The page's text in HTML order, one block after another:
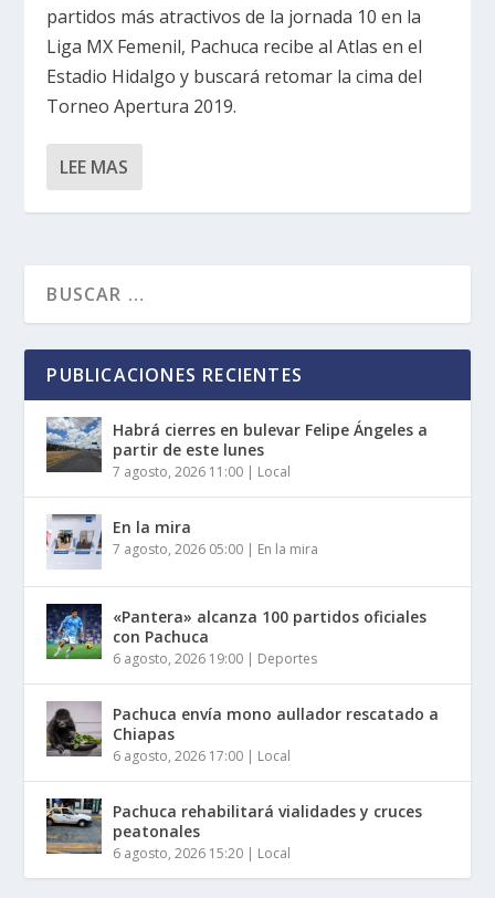
partidos más atractivos de la jornada 10 en la
Liga MX Femenil, Pachuca recibe al Atlas en el
Estadio Hidalgo y buscará retomar la cima del
Torneo Apertura 2019.
LEE MAS
PUBLICACIONES RECIENTES
Habrá cierres en bulevar Felipe Ángeles a
partir de este lunes
7 agosto, 2026 11:00 | Local
En la mira
7 agosto, 2026 05:00 | En la mira
«Pantera» alcanza 100 partidos oficiales
con Pachuca
6 agosto, 2026 19:00 | Deportes
Pachuca envía mono aullador rescatado a
Chiapas
6 agosto, 2026 17:00 | Local
Pachuca rehabilitará vialidades y cruces
peatonales
6 agosto, 2026 15:20 | Local